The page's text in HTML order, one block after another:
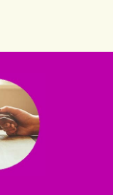
com certos
conosco e
ajudar.